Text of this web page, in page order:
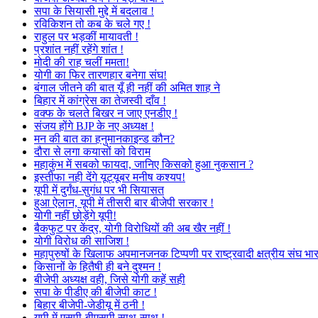
सपा के सियासी मुद्दे में बदलाव !
रविकिशन तो कब के चले गए !
राहुल पर भड़कीं मायावती !
प्रशांत नहीं रहेंगे शांत !
मोदी की राह चलीं ममता!
योगी का फिर तारणहार बनेगा संघ!
बंगाल जीतने की बात यूँ ही नहीं की अमित शाह ने
बिहार में कांग्रेस का तेजस्वी दाँव !
वक्फ के चलते बिखर न जाए एनडीए !
संजय होंगे BJP के नए अध्यक्ष !
मन की बात का हनुमानकाइन्ड कौन?
दौरा से लगा कयासों को विराम
महाकुंभ में सबको फायदा, जानिए किसको हुआ नुकसान ?
इस्तीफा नही देंगे यूट्यूबर मनीष कश्यप!
यूपी में दुर्गंध-सुगंध पर भी सियासत
हुआ ऐलान, यूपी में तीसरी बार बीजेपी सरकार !
योगी नहीं छोड़ेंगे यूपी!
बैकफुट पर केंद्र, योगी विरोधियों की अब खैर नहीं !
योगी विरोध की साजिश !
महापुरुषों के खिलाफ अपमानजनक टिप्पणी पर राष्ट्रवादी क्षत्रीय संघ
किसानों के हितैषी ही बने दुश्मन !
बीजेपी अध्यक्ष वही, जिसे योगी कहें सही
सपा के पीडीए की बीजेपी काट !
बिहार बीजेपी-जेडीयू में ठनी !